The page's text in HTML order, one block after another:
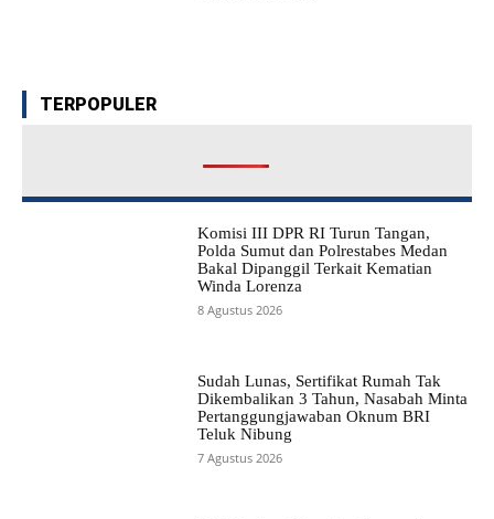
TERPOPULER
Komisi III DPR RI Turun Tangan,
Polda Sumut dan Polrestabes Medan
Bakal Dipanggil Terkait Kematian
Winda Lorenza
8 Agustus 2026
Sudah Lunas, Sertifikat Rumah Tak
Dikembalikan 3 Tahun, Nasabah Minta
Pertanggungjawaban Oknum BRI
Teluk Nibung
7 Agustus 2026